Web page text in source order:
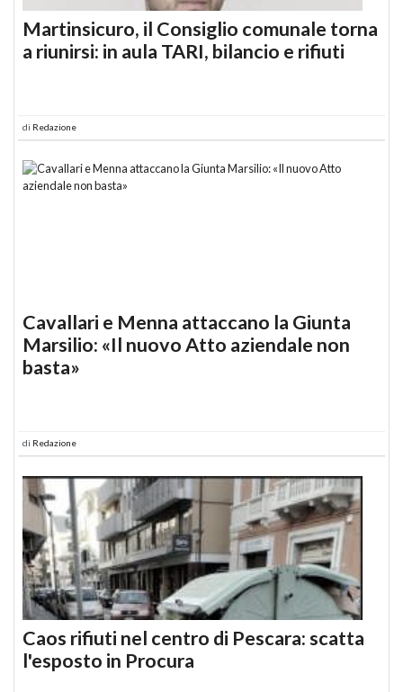
Martinsicuro, il Consiglio comunale torna
a riunirsi: in aula TARI, bilancio e rifiuti
di Redazione
Cavallari e Menna attaccano la Giunta
Marsilio: «Il nuovo Atto aziendale non
basta»
di Redazione
Caos rifiuti nel centro di Pescara: scatta
l'esposto in Procura